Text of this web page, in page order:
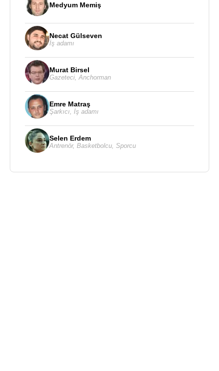
Medyum Memiş
Necat Gülseven
İş adamı
Murat Birsel
Gazeteci Anchorman
Emre Matraş
Şarkıcı İş adamı
Selen Erdem
Antrenör, Basketbolcu Sporcu